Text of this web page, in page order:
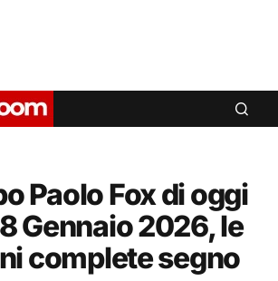
Paolo Fox di oggi
Gennaio 2026, le
complete segno